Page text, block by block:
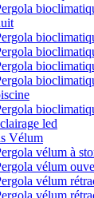
led
Vélum
vélum à
vélum
vélum
vélum